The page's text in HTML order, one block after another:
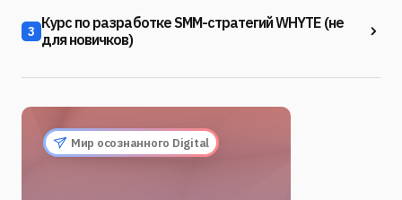
3 Курс по разработке SMM-стратегий WHYTE (не
для новичков)
Мир осознанного Digital